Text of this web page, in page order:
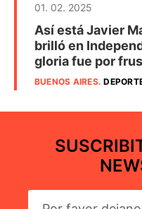
01. 02. 2025
Así está Javier
brilló en
gloria fue por
BUENOS AIRES.